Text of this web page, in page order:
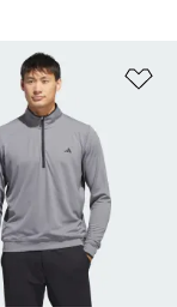
hinzufügen